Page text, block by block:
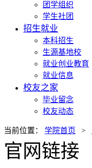
团学组织
学生社团
招生就业
本科招生
生源基地校
就业创业教育
就业信息
校友之家
毕业留念
校友动态
当前位置： 学院首页 >
官网链接